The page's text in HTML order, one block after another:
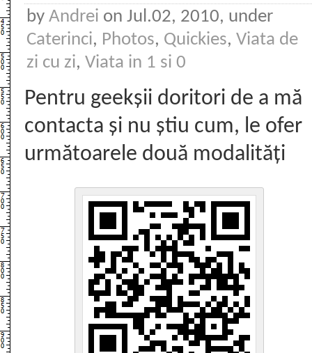
by Andrei on Jul.02, 2010, under
Caterinci, Photos, Quickies, Viata de
zi cu zi, Viata in 1 si 0
Pentru geekșii doritori de a mă
contacta și nu știu cum, le ofer
următoarele două modalități